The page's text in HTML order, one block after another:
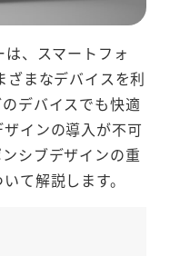
、スマートフォ
ざまなデバイスを利
デバイスでも快適
インの導入が不可
シブデザインの重
て解説します。